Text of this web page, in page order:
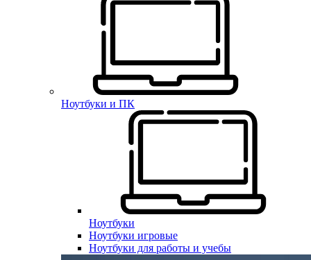
Ноутбуки и ПК
Ноутбуки
Ноутбуки игровые
Ноутбуки для работы и учебы